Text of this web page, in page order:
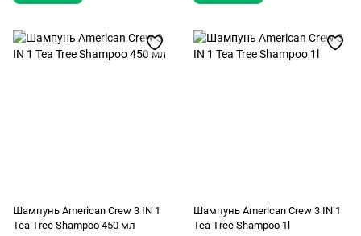
Шампунь American Crew 3 IN 1
Tea Tree Shampoo 450 мл
Шампунь American Crew 3 IN 1
Tea Tree Shampoo 1l